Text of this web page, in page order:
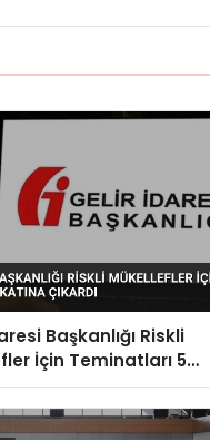
Başkanlığı Riskli
İçin Teminatları 5